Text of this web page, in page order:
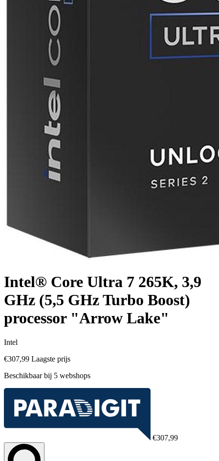
Intel® Core Ultra 7 265K, 3,9
GHz (5,5 GHz Turbo Boost)
processor "Arrow Lake"
Intel
€307,99 Laagste prijs
Beschikbaar bij 5 webshops
€307,99